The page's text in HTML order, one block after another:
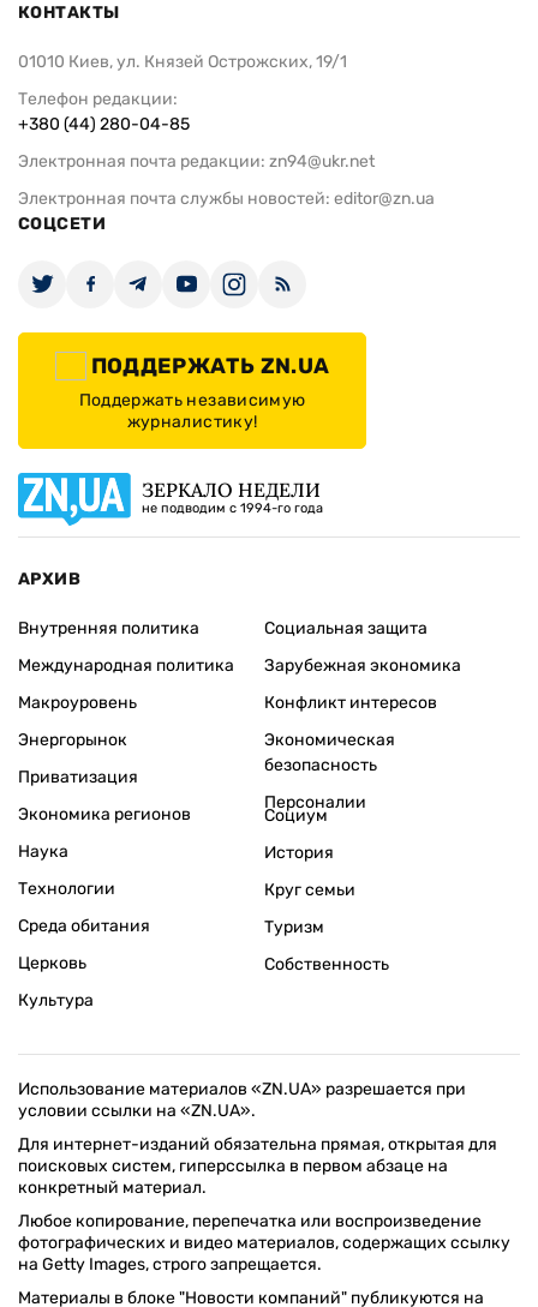
КОНТАКТЫ
01010 Киев, ул. Князей Острожских, 19/1
Телефон редакции:
+380 (44) 280-04-85
Электронная почта редакции: zn94@ukr.net
Электронная почта службы новостей: editor@zn.ua
СОЦСЕТИ
ПОДДЕРЖАТЬ ZN.UA
Поддержать независимую
журналистику!
ЗЕРКАЛО НЕДЕЛИ
не подводим с 1994-го года
АРХИВ
Внутренняя политика
Международная политика
Макроуровень
Энергорынок
Приватизация
Экономика регионов
Социальная защита
Зарубежная экономика
Конфликт интересов
Экономическая
безопасность
Персоналии
Наука
Технологии
Среда обитания
Церковь
Культура
Социум
История
Круг семьи
Туризм
Собственность
Использование материалов «ZN.UA» разрешается при
условии ссылки на «ZN.UA».
Для интернет-изданий обязательна прямая, открытая для
поисковых систем, гиперссылка в первом абзаце на
конкретный материал.
Любое копирование, перепечатка или воспроизведение
фотографических и видео материалов, содержащих ссылку
на Getty Images, строго запрещается.
Материалы в блоке "Новости компаний" публикуются на